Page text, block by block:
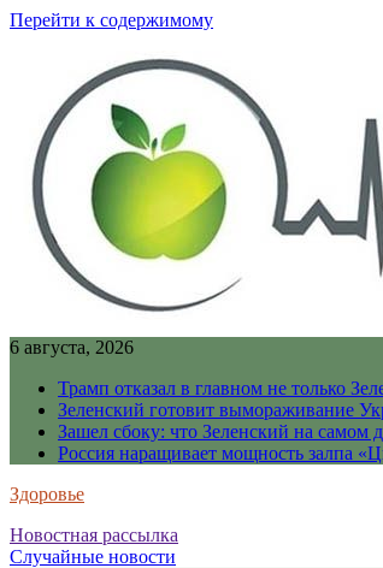
Перейти к содержимому
6 августа, 2026
Трамп отказал в главном не только
Зеленский готовит вымораживание
Зашел сбоку: что Зеленский на самом
Россия наращивает мощность залпа
Здоровье
Новостная рассылка
Случайные новости